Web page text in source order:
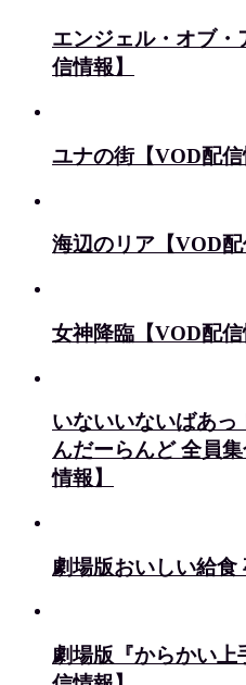
エンジェル・オブ
信情報】
ユナの街【VOD配信
海辺のリア【VOD配
女神降臨【VOD配信
いないいないばあ
んだーらんど 全員
情報】
劇場版おいしい給食
劇場版『からかい